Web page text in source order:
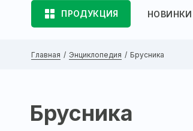
ПРОДУКЦИЯ НОВИНКИ
Главная Энциклопедия Брусника
Брусника